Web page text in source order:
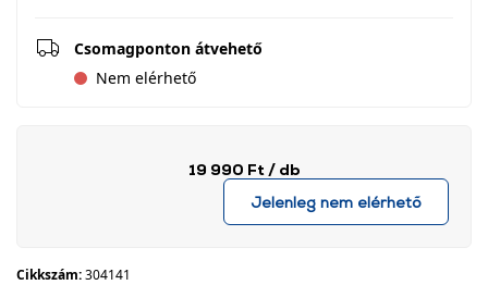
Csomagponton átvehető
Nem elérhető
19 990 Ft / db
Jelenleg nem elérhető
Cikkszám:304141